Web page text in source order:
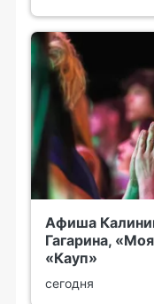
Афиша
Гагарина,
«Кауп»
сегодня